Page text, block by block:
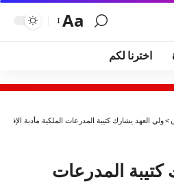
Aa
اخترنا لكم
>ولي العهد يشارك كتيبة المدرعات الملكية مأدبة
المدرعات